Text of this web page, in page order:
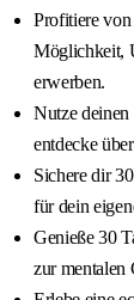
Profitiere von
Möglichkeit,
erwerben.
Nutze
entdecke
Sichere dir
für dein
Genieße 30
zur mentalen